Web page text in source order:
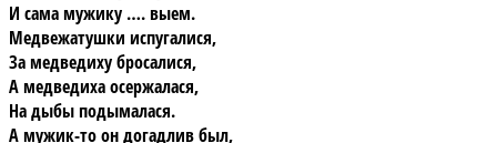
И сама мужику …. выем.
Медвежатушки испугалися,
За медведиху бросалися,
А медведиха осержалася,
На дыбы подымалася.
А мужик-то он догадлив был,